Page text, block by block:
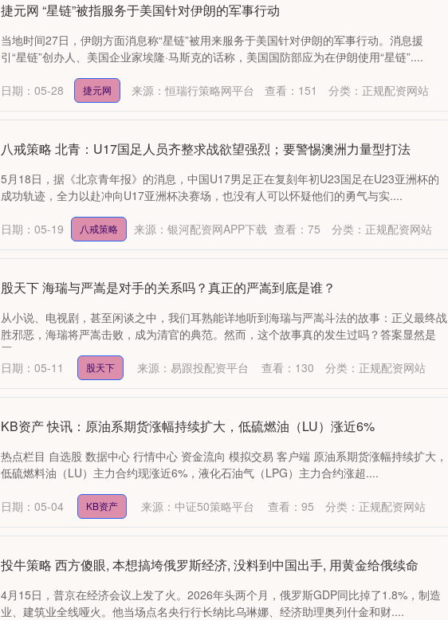
捷元网 “星链”被指服务于美国针对伊朗的军事行动
当地时间27日，伊朗方面消息称“星链”被用来服务于美国针对伊朗的军事行动。消息援
引“星链”创办人、美国企业家埃隆·马斯克的话称，美国国防部应为在伊朗使用“星链”....
日期：05-28 捷元网 来源：恒瑞行策略网平台 查看： 151 分类： 正规配资网站
八戒策略 北青：U17国足人员齐整求战欲望强烈；要警惕澳洲力量型打法
5月18日，据《北京青年报》的消息，中国U17男足正在复刻年初U23国足在U23亚洲杯的
成功轨迹，全力以赴冲向U17亚洲杯决赛场，也没有人可以怀疑他们的勇气与实....
日期：05-19 八戒策略 来源：银河配资网APP下载 查看： 75 分类： 正规配资网站
股天下 海瑞与严嵩是对手的关系吗？真正的严嵩到底是谁？
从小说、电视剧，甚至闲谈之中，我们耳熟能详地听到海瑞与严嵩斗法的故事：正义最终战
胜邪恶，海瑞将严嵩击败，成为清官的典范。然而，这个故事真的发生过吗？答案显然是
否....
日期：05-11
股天下 来源：易跟投配资平台 查看： 130 分类： 正规配资网站
KB资产 快讯：原油系期货涨幅持续扩大，低硫燃油（LU）涨近6%
热点栏目 自选股 数据中心 行情中心 资金流向 模拟交易 客户端 原油系期货涨幅持续扩大，
低硫燃料油（LU）主力合约现涨近6%，液化石油气（LPG）主力合约涨超....
日期：05-04 KB资产 来源：中证50策略平台 查看： 95 分类： 正规配资网站
投牛策略 西方傻眼, 本想搞垮俄罗斯经济, 没料到中国出手, 用黄金给俄续命
4月15日，普京在经济会议上发了火。2026年头两个月，俄罗斯GDP同比掉了1.8%，制造
业、建筑业全线哑火。他当场点名央行行长纳比乌琳娜、经济助理奥列什金和财....